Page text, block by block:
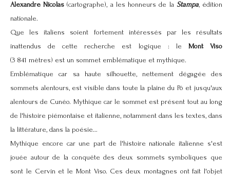
Alexandre Nicolas(cartographe), a les honneurs de la Stampa, édition
nationale.
Que les italiens soient fortement intéressés par les résultats
inattendus de cette recherche est logique : le
Mont Viso
(3 841 mètres) est un sommet emblématique et mythique.
Emblématique car sa haute silhouette, nettement dégagée des
sommets alentours, est visible dans toute la plaine du Pô et jusqu'aux
alentours de Cunéo. Mythique car le sommet est présent tout au long
de l'histoire piémontaise et italienne, notamment dans les textes, dans
la littérature, dans la poésie…
Mythique encore car une part de l'histoire nationale italienne s'est
jouée autour de la conquête des deux sommets symboliques que
sont le Cervin et le Mont Viso. Ces deux montagnes ont fait l'objet